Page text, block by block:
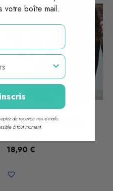
Polaire recyclée
femme
18,90 €
votre boîte mail.
de recevoir nos e-mails.
à tout moment.